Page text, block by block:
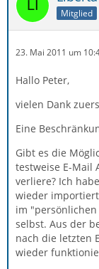
Mitglied
23. Mai 2011 um
Hallo Peter,
vielen Dank
Eine
Gibt es die
testweise E-Mail
verliere? Ich
wieder
im
selbst. Aus der
nach die letzten
wieder